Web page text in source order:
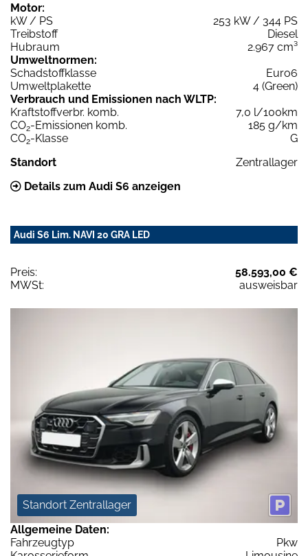
Motor:
kW / PS
253 kW / 344 PS
Treibstoff
Diesel
Hubraum
2.967 cm³
Umweltnormen:
Schadstoffklasse
Euro6
Umweltplakette
4 (Green)
Verbrauch und Emissionen nach WLTP:
Kraftstoffverbr. komb.
7,0 l/100km
CO2-Emissionen komb.
185 g/km
CO2-Klasse
G
Standort
Zentrallager
Details zum Audi S6 anzeigen
Audi S6 Lim. NAVI 20 GRA LED
Preis:
58.593,00 €
MWSt:
ausweisbar
Standort Zentrallager
Allgemeine Daten:
Fahrzeugtyp
Pkw